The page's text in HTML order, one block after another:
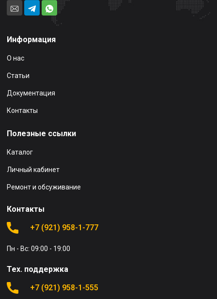
Информация
О нас
Статьи
Документация
Контакты
Полезные ссылки
Каталог
Личный кабинет
Ремонт и обсуживание
Контакты
+7 (921) 958-1-777
Пн - Вс: 09:00 - 19:00
Тех. поддержка
+7 (921) 958-1-555